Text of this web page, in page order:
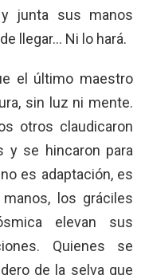
junta sus manos
llegar… Ni lo hará.
el último maestro
sin luz ni mente.
otros claudicaron
y se hincaron para
es adaptación, es
los gráciles
elevan sus
Quienes se
de la selva que